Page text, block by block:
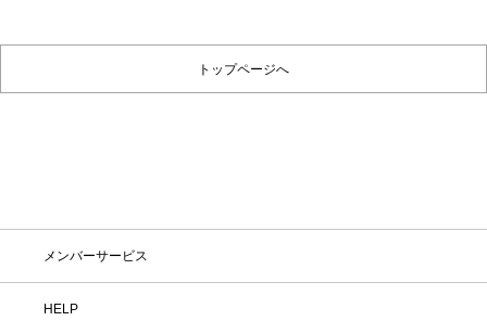
トップページへ
メンバーサービス
HELP